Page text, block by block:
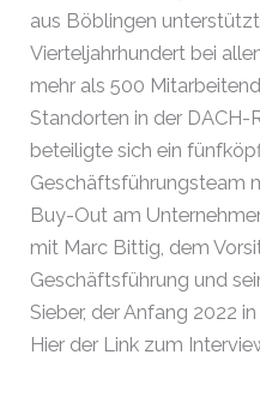
aus Böblingen
Vierteljahrhundert bei
mehr als 500
Standorten in der DACH-
beteiligte sich ein
Geschäftsführungsteam
Buy-Out am
mit Marc Bittig, dem
Geschäftsführung und
Sieber, der Anfang 2022
Hier der Link zum